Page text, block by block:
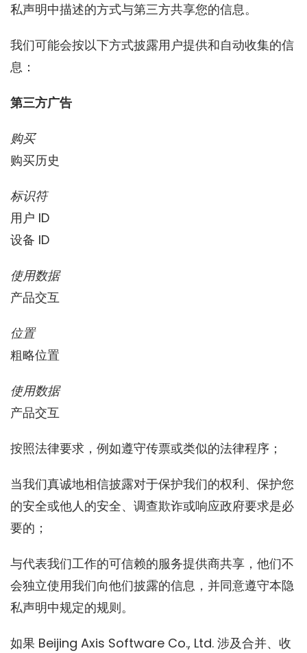
私声明中描述的方式与第三方共享您的信息。
我们可能会按以下方式披露用户提供和自动收集的信
息：
第三方广告
购买
购买历史
标识符
用户 ID
设备 ID
使用数据
产品交互
位置
粗略位置
使用数据
产品交互
按照法律要求，例如遵守传票或类似的法律程序；
当我们真诚地相信披露对于保护我们的权利、保护您
的安全或他人的安全、调查欺诈或响应政府要求是必
要的；
与代表我们工作的可信赖的服务提供商共享，他们不
会独立使用我们向他们披露的信息，并同意遵守本隐
私声明中规定的规则。
如果 Beijing Axis Software Co., Ltd. 涉及合并、收